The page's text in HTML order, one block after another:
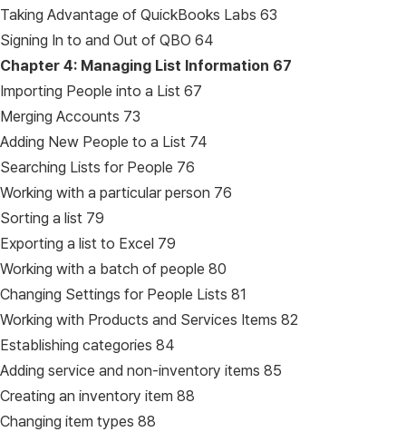
Taking Advantage of QuickBooks Labs 63
Signing In to and Out of QBO 64
Chapter 4: Managing List Information 67
Importing People into a List 67
Merging Accounts 73
Adding New People to a List 74
Searching Lists for People 76
Working with a particular person 76
Sorting a list 79
Exporting a list to Excel 79
Working with a batch of people 80
Changing Settings for People Lists 81
Working with Products and Services Items 82
Establishing categories 84
Adding service and non-inventory items 85
Creating an inventory item 88
Changing item types 88